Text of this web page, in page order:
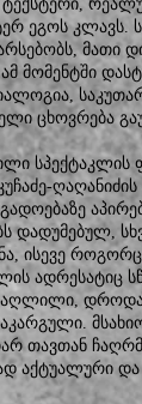
ეგოს კლავს.
მომენტში
ცხოვრება
სპექტაკლის
დადუმებულ,
ისევე
ადრესატიც
თავთან
აქტუალური